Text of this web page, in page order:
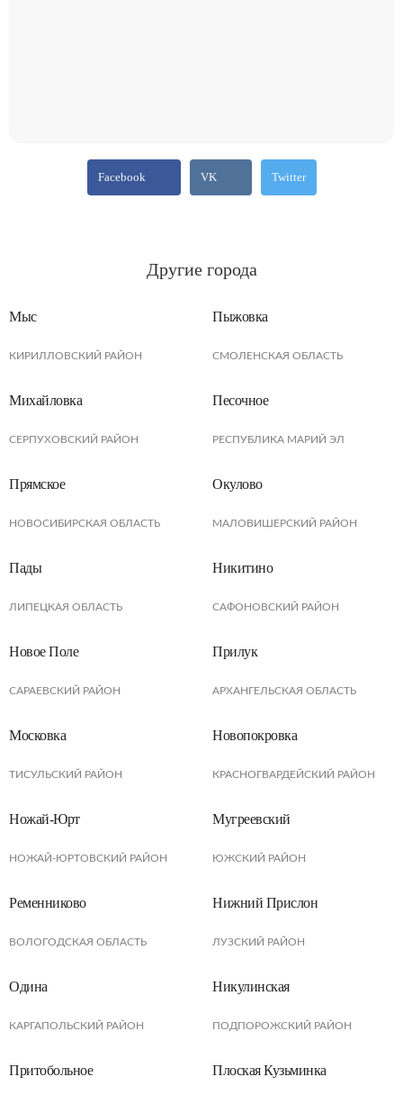
Facebook VK Twitter
Другие города
Мыс
КИРИЛЛОВСКИЙ РАЙОН
Пыжовка
СМОЛЕНСКАЯ ОБЛАСТЬ
Михайловка
СЕРПУХОВСКИЙ РАЙОН
Песочное
РЕСПУБЛИКА МАРИЙ ЭЛ
Прямское
НОВОСИБИРСКАЯ ОБЛАСТЬ
Окулово
МАЛОВИШЕРСКИЙ РАЙОН
Пады
ЛИПЕЦКАЯ ОБЛАСТЬ
Никитино
САФОНОВСКИЙ РАЙОН
Новое Поле
САРАЕВСКИЙ РАЙОН
Прилук
АРХАНГЕЛЬСКАЯ ОБЛАСТЬ
Московка
ТИСУЛЬCКИЙ РАЙОН
Новопокровка
КРАСНОГВАРДЕЙСКИЙ РАЙОН
Ножай-Юрт
НОЖАЙ-ЮРТОВСКИЙ РАЙОН
Мугреевский
ЮЖСКИЙ РАЙОН
Ременниково
ВОЛОГОДСКАЯ ОБЛАСТЬ
Нижний Прислон
ЛУЗСКИЙ РАЙОН
Одина
КАРГАПОЛЬСКИЙ РАЙОН
Никулинская
ПОДПОРОЖСКИЙ РАЙОН
Притобольное Плоская Кузьминка